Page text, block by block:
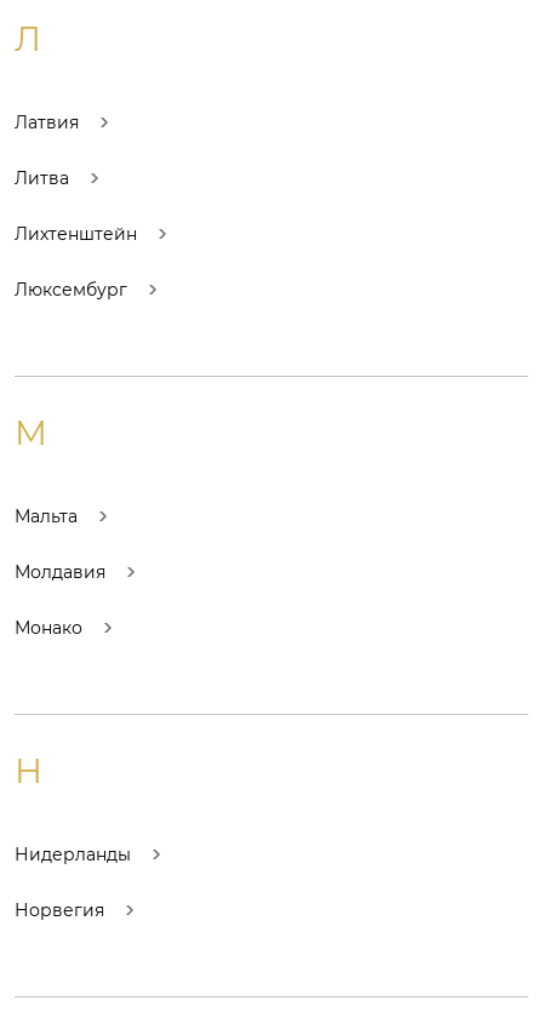
Л
Латвия
Литва
Лихтенштейн
Люксембург
М
Мальта
Молдавия
Монако
Н
Нидерланды
Норвегия